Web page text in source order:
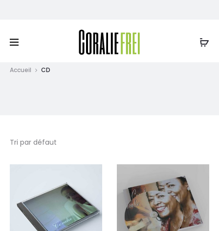
CD
Accueil CD